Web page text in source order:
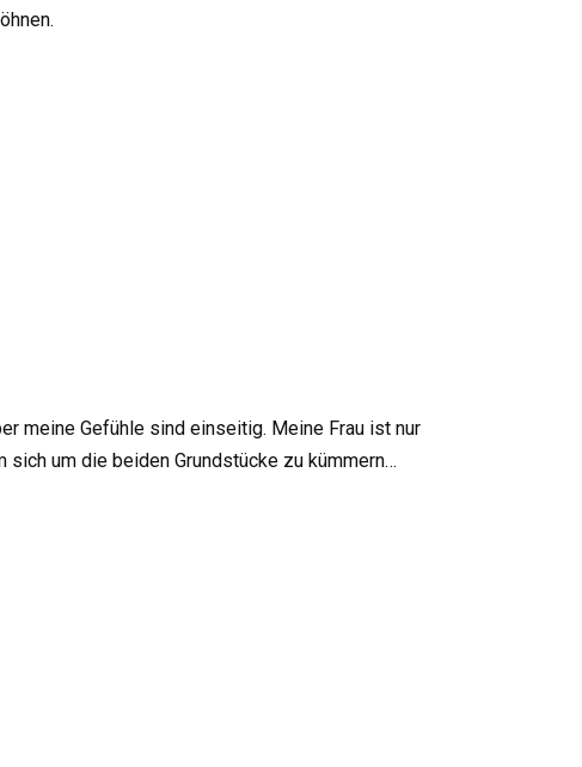
meine Gefühle sind einseitig. Meine Frau ist nur
um die beiden Grundstücke zu kümmern…